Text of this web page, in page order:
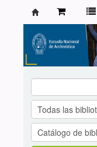
Catálogo
de
Biblioteca
ENA